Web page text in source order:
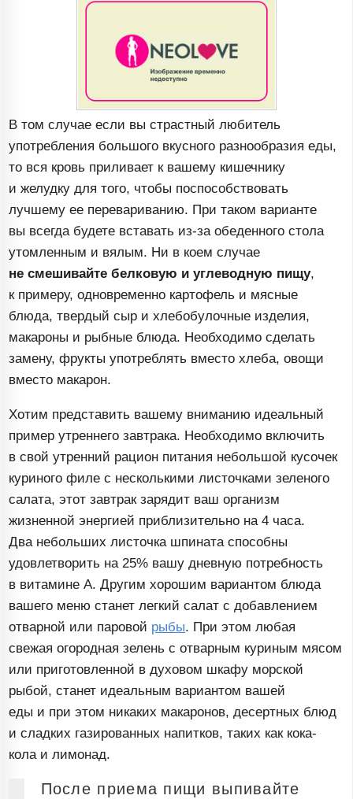
В том случае если вы страстный любитель
употребления большого вкусного разнообразия еды,
то вся кровь приливает к вашему кишечнику
и желудку для того, чтобы поспособствовать
лучшему ее перевариванию. При таком варианте
вы всегда будете вставать из-заобеденного стола
утомленным и вялым. Ни в коем случае
не смешивайте белковую и углеводную пищу,
к примеру, одновременно картофель и мясные
блюда, твердый сыр и хлебобулочные изделия,
макароны и рыбные блюда. Необходимо сделать
замену, фрукты употреблять вместо хлеба, овощи
вместо макарон.
Хотим представить вашему вниманию идеальный
пример утреннего завтрака. Необходимо включить
в свой утренний рацион питания небольшой кусочек
куриного филе с несколькими листочками зеленого
салата, этот завтрак зарядит ваш организм
жизненной энергией приблизительно на 4 часа.
Два небольших листочка шпината способны
удовлетворить на 25% вашу дневную потребность
в витамине А. Другим хорошим вариантом блюда
вашего меню станет легкий салат с добавлением
отварной или паровой рыбы. При этом любая
свежая огородная зелень с отварным куриным мясом
или приготовленной в духовом шкафу морской
рыбой, станет идеальным вариантом вашей
еды и при этом никаких макаронов, десертных блюд
и сладких газированных напитков, таких как кока-
колаи лимонад.
После приема пищи выпивайте